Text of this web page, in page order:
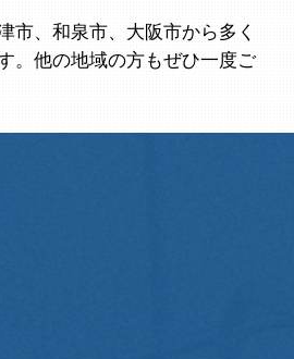
市、和泉市、大阪市から多く
。他の地域の方もぜひ一度ご